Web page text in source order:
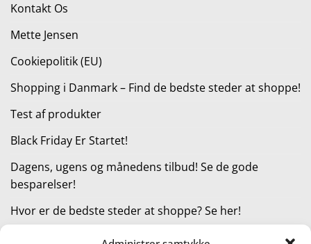
Kontakt Os
Mette Jensen
Cookiepolitik (EU)
Shopping i Danmark – Find de bedste steder at shoppe!
Test af produkter
Black Friday Er Startet!
Dagens, ugens og månedens tilbud! Se de gode
besparelser!
Hvor er de bedste steder at shoppe? Se her!